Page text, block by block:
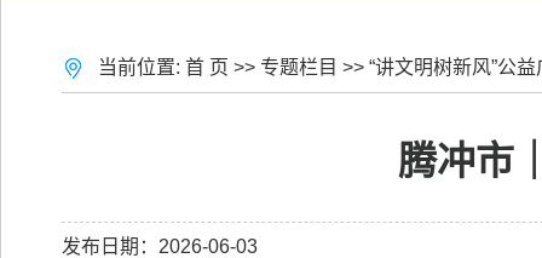
当前位置: 首 页 >> 专题栏目 >> “讲文明树新风”公益
腾冲市
发布日期：2026-06-03